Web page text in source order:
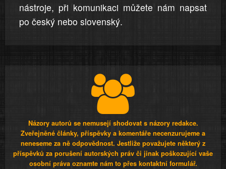
nástroje, při komunikaci můžete nám napsat
po český nebo slovenský.
Názory autorů se nemusejí shodovat s názory redakce.
Zveřejněné články, příspěvky a komentáře necenzurujeme a
neneseme za ně odpovědnost. Jestliže považujete některý z
příspěvků za porušení autorských práv či jinak poškozující vaše
osobní práva oznamte nám to přes kontaktní formulář.